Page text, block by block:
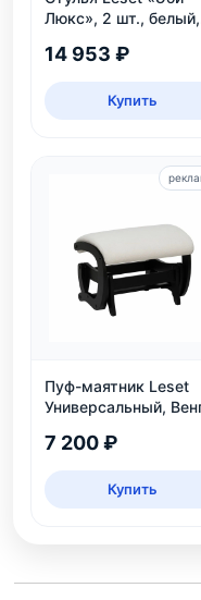
Люкс», 2 шт., белый,
14 953 ₽
Купить
Пуф-маятник Leset
Универсальный,
7 200 ₽
Купить